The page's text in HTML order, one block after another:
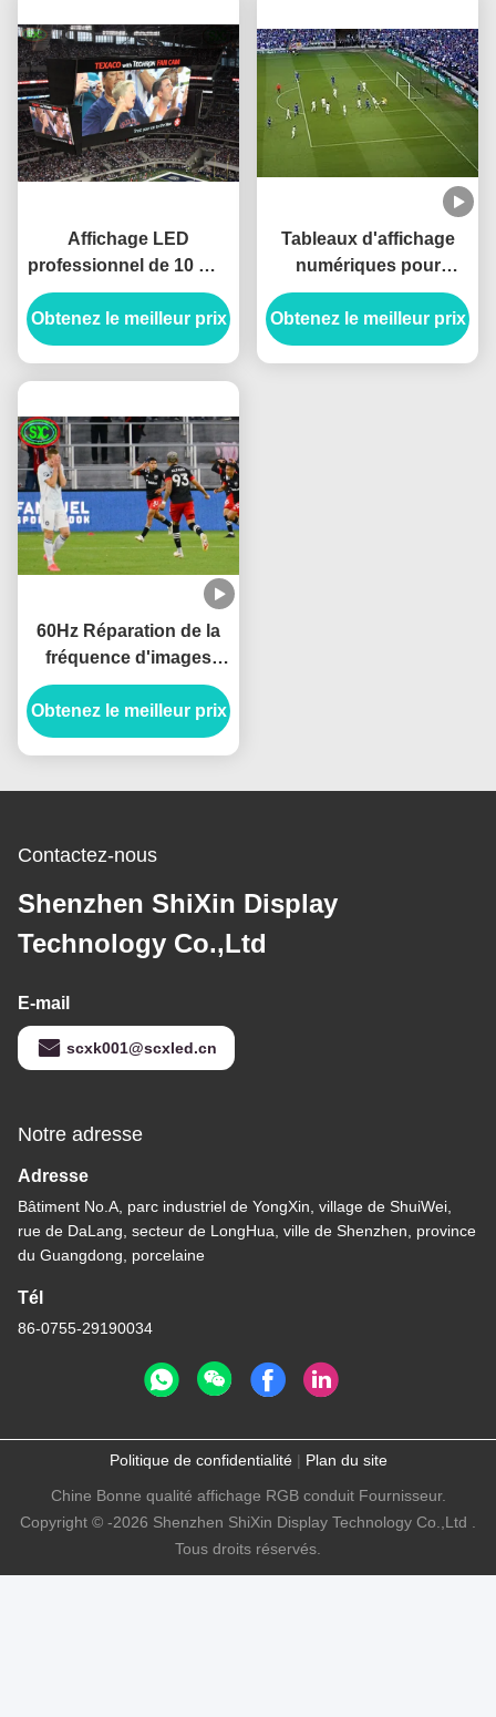
Affichage LED
professionnel de 10 mm
Pixel Pitch Full Color
IP65 étanche au stade
pour diffusion vidéo HD
Obtenez le meilleur prix
Tableaux d'affichage
numériques pour
installations, indice de
protection IP65 et
rapport de contraste
Obtenez le meilleur prix
60Hz Réparation de la
fréquence d'images
Stade des murs vidéo
pour les lieux de
divertissement
Obtenez le meilleur prix
Contactez-nous
Shenzhen ShiXin Display
Technology Co.,Ltd
E-mail
scxk001@scxled.cn
Notre adresse
Adresse
Bâtiment No.A, parc industriel de YongXin, village de ShuiWei,
rue de DaLang, secteur de LongHua, ville de Shenzhen, province
du Guangdong, porcelaine
Tél
86-0755-29190034
Politique de confidentialité| Plan du site
Chine Bonne qualité affichage RGB conduit Fournisseur.
Copyright © -2026 Shenzhen ShiXin Display Technology Co.,Ltd .
Tous droits réservés.